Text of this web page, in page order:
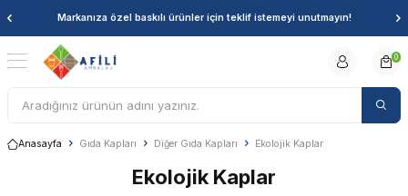
Markanıza özel baskılı ürünler için teklif istemeyi unutmayın!
0
Anasayfa Gıda Kapları Diğer Gıda Kapları Ekolojik Kaplar
Ekolojik Kaplar